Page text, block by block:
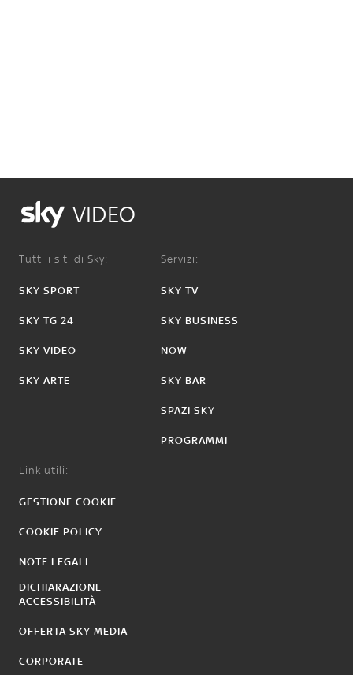
VIDEO
Tutti i siti di Sky:
SKY SPORT
SKY TG 24
SKY VIDEO
SKY ARTE
Servizi:
SKY TV
SKY BUSINESS
NOW
SKY BAR
SPAZI SKY
PROGRAMMI
Link utili:
GESTIONE COOKIE
COOKIE POLICY
NOTE LEGALI
DICHIARAZIONE
ACCESSIBILITÀ
OFFERTA SKY MEDIA
CORPORATE